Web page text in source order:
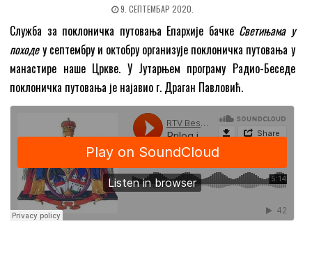
9. СЕПТЕМБАР 2020.
Служба за поклоничка путовања Епархије бачке Светињама у
походеу септембру и октобру организује поклоничка путовања у
манастире наше Цркве. У Јутарњем програму Радио-Беседе
поклоничка путовања је најавио г. Драган Павловић.